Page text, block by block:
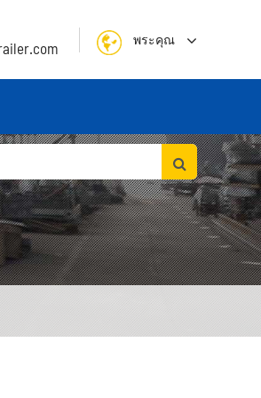
พระคุณ
English
français
Deutsch